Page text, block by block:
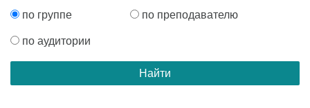
по группе по преподавателю
по аудитории